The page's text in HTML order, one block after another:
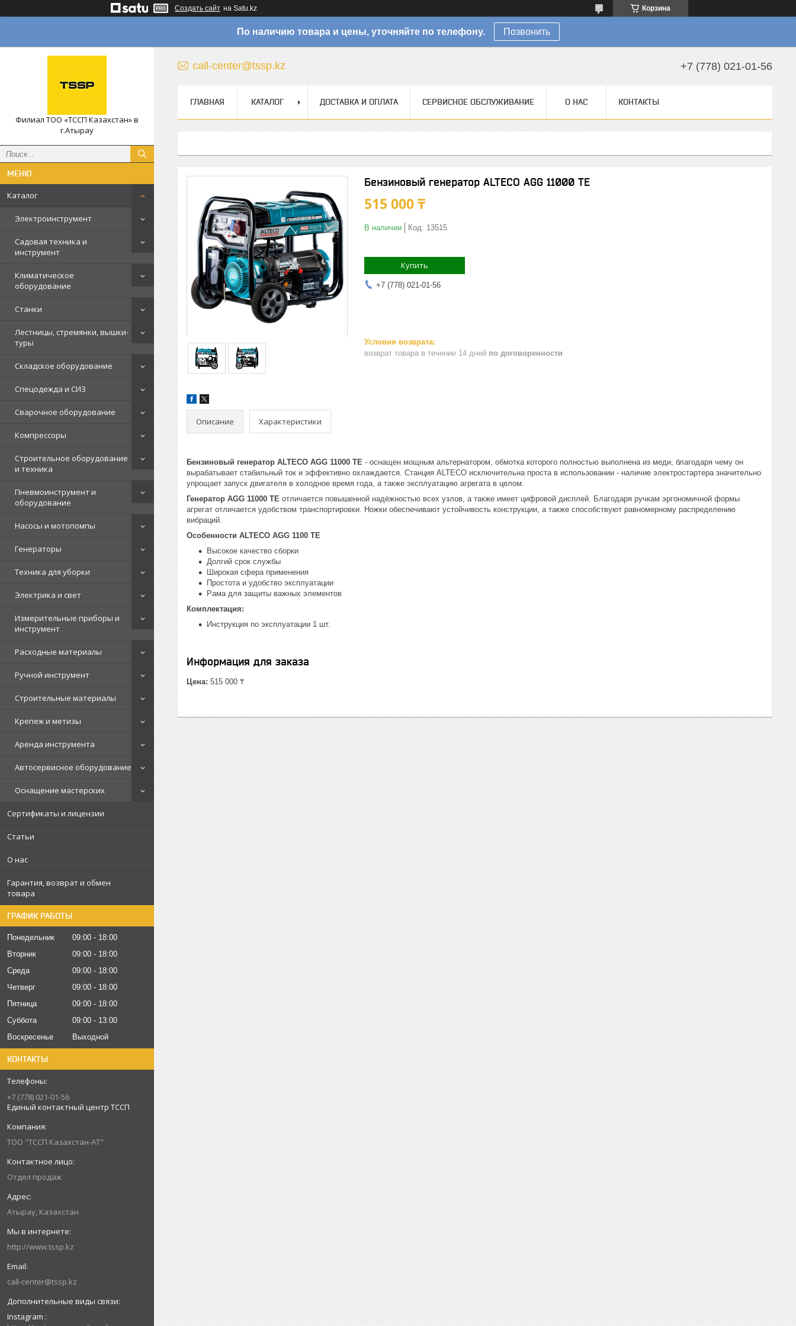
Создать сайт на Satu.kz Корзина
По наличию товара и цены, уточняйте по телефону. Позвонить
Филиал ТОО «ТССП Казахстан» в
г.Атырау
Каталог
Электроинструмент
Садовая техника и
инструмент
Климатическое
оборудование
Станки
Лестницы, стремянки, вышки-
туры
Складское оборудование
Спецодежда и СИЗ
Сварочное оборудование
Компрессоры
Строительное оборудование
и техника
Пневмоинструмент и
оборудование
Насосы и мотопомпы
Генераторы
Техника для уборки
Электрика и свет
Измерительные приборы и
инструмент
Расходные материалы
Ручной инструмент
Строительные материалы
Крепеж и метизы
Аренда инструмента
Автосервисное оборудование
Оснащение мастерских
Сертификаты и лицензии
Статьи
О нас
Гарантия, возврат и обмен
товара
ГРАФИК РАБОТЫ
Понедельник 09:00
18:00
Вторник
09:00
18:00
Среда
09:00
18:00
Четверг
09:00
18:00
Пятница
09:00
18:00
Суббота
09:00
13:00
Воскресенье
Выходной
КОНТАКТЫ
+7 (778) 021-01-56
Единый контактный центр ТССП
ТОО "ТССП Казахстан-АТ"
Отдел продаж
Атырау, Казахстан
http://www.tssp.kz
call-center@tssp.kz
Instagram
call-center@tssp.kz +7 (778) 021-01-56
ГЛАВНАЯ КАТАЛОГ ДОСТАВКА И ОПЛАТА СЕРВИСНОЕ ОБСЛУЖИВАНИЕ О НАС КОНТАКТЫ
Бензиновый генератор ALTECO AGG 11000 TE
515 000 ₸
В наличии Код: 13515
Купить
+7 (778) 021-01-56
возврат товара в течение 14 дней по договоренности
Описание Характеристики
Бензиновый генератор ALTECO AGG 11000 TE - оснащен мощным альтернатором, обмотка которого полностью выполнена из меди, благодаря чему он
вырабатывает стабильный ток и эффективно охлаждается. Станция ALTECO исключительна проста в использовании - наличие электростартера значительно
упрощает запуск двигателя в холодное время года, а также эксплуатацию агрегата в целом.
Генератор AGG 11000 TE отличается повышенной надёжностью всех узлов, а также имеет цифровой дисплей. Благодаря ручкам эргономичной формы
агрегат отличается удобством транспортировки. Ножки обеспечивают устойчивость конструкции, а также способствуют равномерному распределению
вибраций.
Особенности ALTECO AGG 1100 TE
Высокое качество сборки
Долгий срок службы
Широкая сфера применения
Простота и удобство эксплуатации
Рама для защиты важных элементов
Комплектация:
Инструкция по эксплуатации 1 шт.
Информация для заказа
Цена: 515 000 ₸